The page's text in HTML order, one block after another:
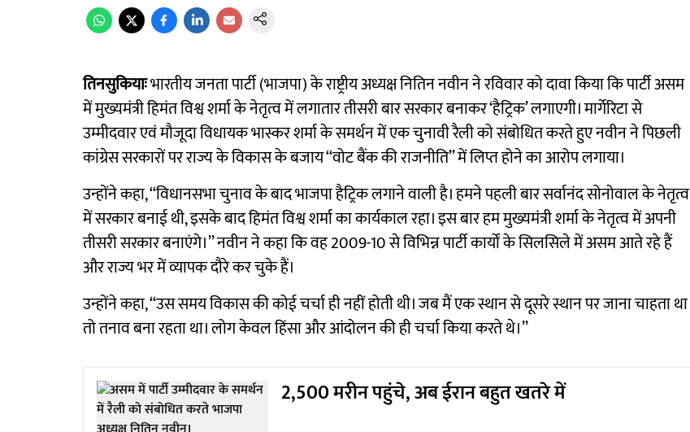
तिनसुकियाःभारतीय जनता पार्टी (भाजपा) के राष्ट्रीय अध्यक्ष नितिन नवीन ने रविवार को दावा किया कि पार्टी असम
में मुख्यमंत्री हिमंत विश्व शर्मा के नेतृत्व में लगातार तीसरी बार सरकार बनाकर ‘हैट्रिक’ लगाएगी। मार्गेरिटा से
उम्मीदवार एवं मौजूदा विधायक भास्कर शर्मा के समर्थन में एक चुनावी रैली को संबोधित करते हुए नवीन ने पिछली
कांग्रेस सरकारों पर राज्य के विकास के बजाय ‘‘वोट बैंक की राजनीति’’ में लिप्त होने का आरोप लगाया।
उन्होंने कहा, ‘‘विधानसभा चुनाव के बाद भाजपा हैट्रिक लगाने वाली है। हमने पहली बार सर्वानंद सोनोवाल के नेतृत्व
में सरकार बनाई थी, इसके बाद हिमंत विश्व शर्मा का कार्यकाल रहा। इस बार हम मुख्यमंत्री शर्मा के नेतृत्व में अपनी
तीसरी सरकार बनाएंगे।’’ नवीन ने कहा कि वह 2009-10 से विभिन्न पार्टी कार्यों के सिलसिले में असम आते रहे हैं
और राज्य भर में व्यापक दौरे कर चुके हैं।
उन्होंने कहा, ‘‘उस समय विकास की कोई चर्चा ही नहीं होती थी। जब मैं एक स्थान से दूसरे स्थान पर जाना चाहता था
तो तनाव बना रहता था। लोग केवल हिंसा और आंदोलन की ही चर्चा किया करते थे।’’
2,500 मरीन पहुंचे, अब ईरान बहुत खतरे में